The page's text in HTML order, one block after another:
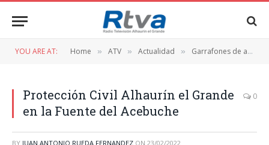
YOU ARE AT: Home » ATV » Actualidad » Garrafones de agua a la Fuente del Acebuche: la respuesta a la sequía para cuidar la fauna de la sierra
Protección Civil Alhaurín el Grande
en la Fuente del Acebuche
0
BY JUAN ANTONIO RUEDA FERNANDEZ ON 23/02/2022